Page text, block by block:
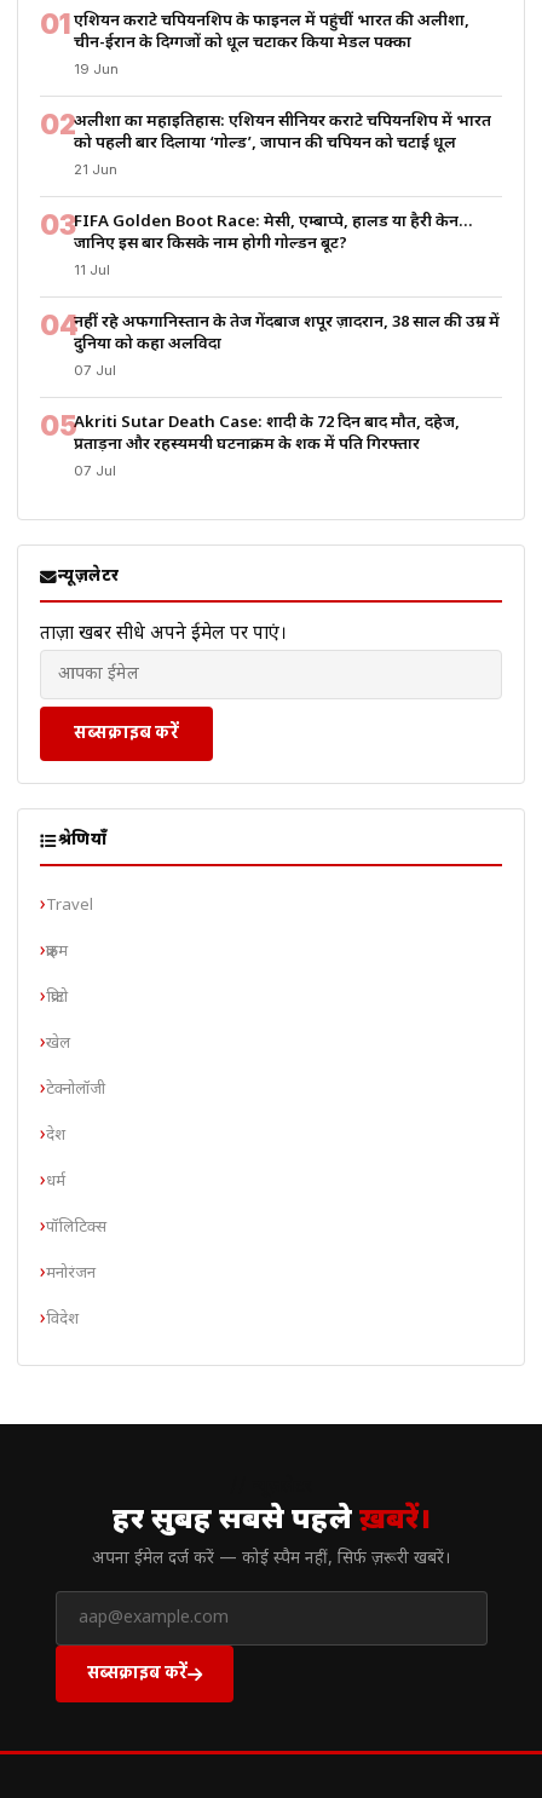
01एशियन कराटे चैंपियनशिप के फाइनल में पहुंचीं भारत की अलीशा,
चीन-ईरान के दिग्गजों को धूल चटाकर किया मेडल पक्का
19 Jun
02अलीशा का महाइतिहास: एशियन सीनियर कराटे चैंपियनशिप में भारत
को पहली बार दिलाया ‘गोल्ड’, जापान की चैंपियन को चटाई धूल
21 Jun
03FIFA Golden Boot Race: मेसी, एम्बाप्पे, हालैंड या हैरी केन…
जानिए इस बार किसके नाम होगी गोल्डन बूट?
11 Jul
04नहीं रहे अफगानिस्तान के तेज गेंदबाज शपूर ज़ादरान, 38 साल की उम्र में
दुनिया को कहा अलविदा
07 Jul
05Akriti Sutar Death Case: शादी के 72 दिन बाद मौत, दहेज,
प्रताड़ना और रहस्यमयी घटनाक्रम के शक में पति गिरफ्तार
07 Jul
न्यूज़लेटर
ताज़ा खबरें सीधे अपने ईमेल पर पाएं।
सब्सक्राइब करें
श्रेणियाँ
Travel
क्राइम
क्रिप्टो
खेल
टेक्नोलॉजी
देश
धर्म
पॉलिटिक्स
मनोरंजन
विदेश
हर सुबह सबसे पहलेख़बरें।
अपना ईमेल दर्ज करें — कोई स्पैम नहीं, सिर्फ ज़रूरी खबरें।
सब्सक्राइब करें